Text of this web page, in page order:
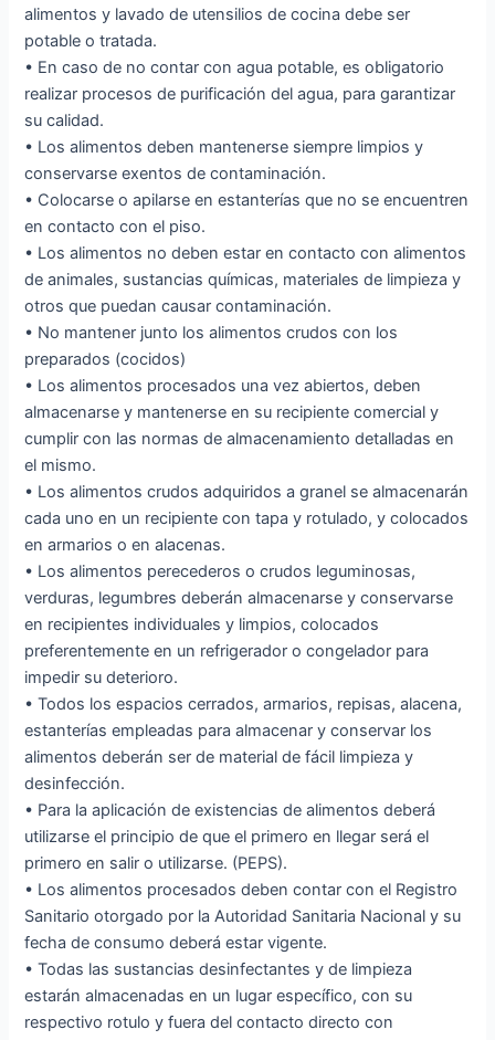
alimentos y lavado de utensilios de cocina debe ser
potable o tratada.
• En caso de no contar con agua potable, es obligatorio
realizar procesos de purificación del agua, para garantizar
su calidad.
• Los alimentos deben mantenerse siempre limpios y
conservarse exentos de contaminación.
• Colocarse o apilarse en estanterías que no se encuentren
en contacto con el piso.
• Los alimentos no deben estar en contacto con alimentos
de animales, sustancias químicas, materiales de limpieza y
otros que puedan causar contaminación.
• No mantener junto los alimentos crudos con los
preparados (cocidos)
• Los alimentos procesados una vez abiertos, deben
almacenarse y mantenerse en su recipiente comercial y
cumplir con las normas de almacenamiento detalladas en
el mismo.
• Los alimentos crudos adquiridos a granel se almacenarán
cada uno en un recipiente con tapa y rotulado, y colocados
en armarios o en alacenas.
• Los alimentos perecederos o crudos leguminosas,
verduras, legumbres deberán almacenarse y conservarse
en recipientes individuales y limpios, colocados
preferentemente en un refrigerador o congelador para
impedir su deterioro.
• Todos los espacios cerrados, armarios, repisas, alacena,
estanterías empleadas para almacenar y conservar los
alimentos deberán ser de material de fácil limpieza y
desinfección.
• Para la aplicación de existencias de alimentos deberá
utilizarse el principio de que el primero en llegar será el
primero en salir o utilizarse. (PEPS).
• Los alimentos procesados deben contar con el Registro
Sanitario otorgado por la Autoridad Sanitaria Nacional y su
fecha de consumo deberá estar vigente.
• Todas las sustancias desinfectantes y de limpieza
estarán almacenadas en un lugar específico, con su
respectivo rotulo y fuera del contacto directo con